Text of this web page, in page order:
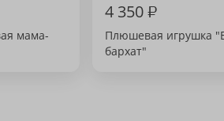
мама-
4 350₽
Плюшевая игрушка
бархат"